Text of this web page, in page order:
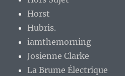
Horst
Hubris.
iamthemorning
Josienne Clarke
La Brume Électrique